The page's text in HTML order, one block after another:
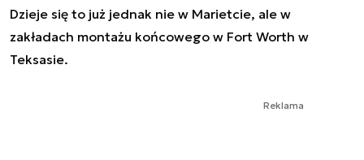
Dzieje się to już jednak nie w Marietcie, ale w
zakładach montażu końcowego w Fort Worth w
Teksasie.
Reklama